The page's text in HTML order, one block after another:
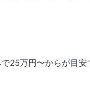
25万円〜からが目